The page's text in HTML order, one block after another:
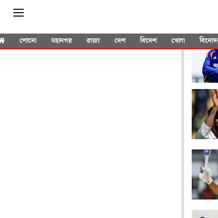
শোনো মহানগর রাজ্য দেশ বিদেশ খেলা
YOU